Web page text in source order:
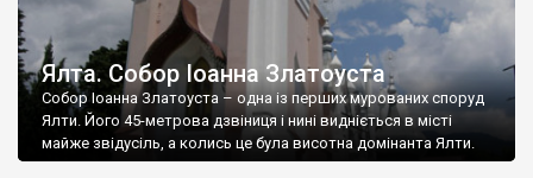
Ялта. Собор Іоанна Златоуста
Собор Іоанна Златоуста – одна із перших мурованих споруд
Ялти. Його 45-метрова дзвіниця і нині видніється в місті
майже звідусіль, а колись це була висотна домінанта Ялти.